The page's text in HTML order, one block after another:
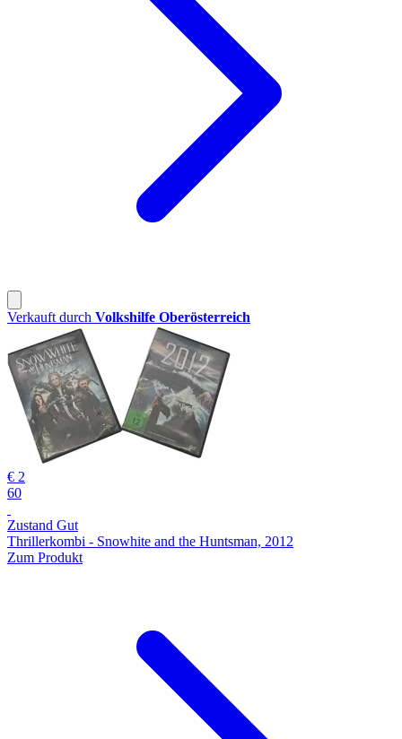
Verkauft durch Volkshilfe Oberösterreich
€ 2
60
Zustand Gut
Thrillerkombi - Snowhite and the Huntsman, 2012
Zum Produkt